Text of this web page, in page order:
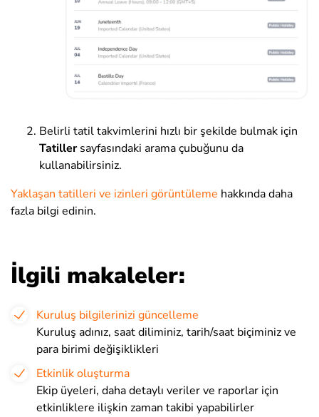
Belirli tatil takvimlerini hızlı bir şekilde bulmak için
Tatillersayfasındaki arama çubuğunu da
kullanabilirsiniz.
Yaklaşan tatilleri ve izinleri görüntüleme hakkında daha
fazla bilgi edinin.
İlgili makaleler:
Kuruluş bilgilerinizi güncelleme
Kuruluş adınız, saat diliminiz, tarih/saat biçiminiz ve
para birimi değişiklikleri
Etkinlik oluşturma
Ekip üyeleri, daha detaylı veriler ve raporlar için
etkinliklere ilişkin zaman takibi yapabilirler